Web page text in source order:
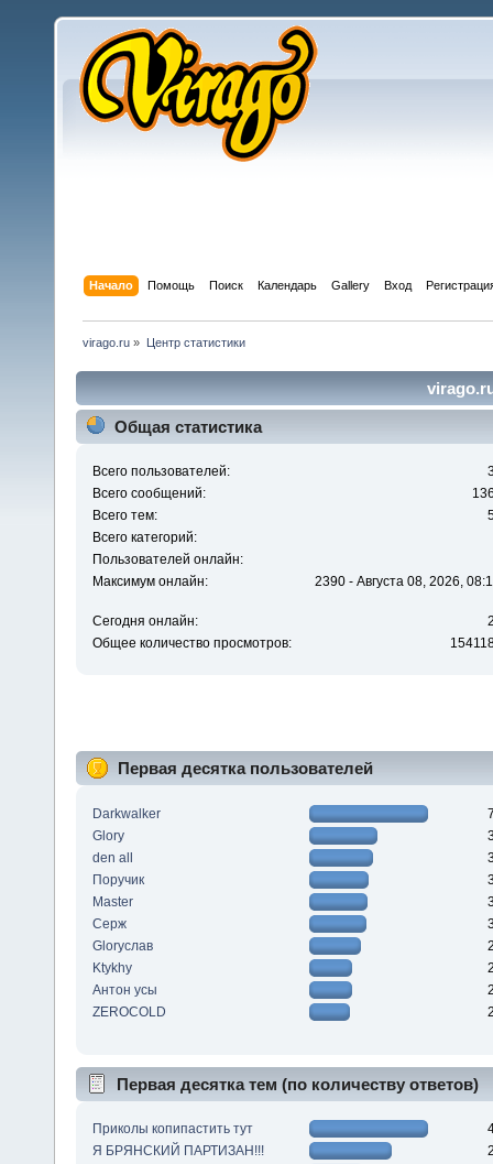
Начало Помощь Поиск Календарь Gallery Вход
virago.ru » Центр статистики
Общая статистика
Всего пользователей:
Всего сообщений:
Всего тем:
Всего категорий:
Пользователей онлайн:
Максимум онлайн:
2390 - Августа 08, 2026,
Сегодня онлайн:
Общее количество просмотров:
Первая десятка пользователей
Darkwalker
Glory
den all
Поручик
Master
Серж
Gloryслав
Ktykhy
Антон усы
ZEROCOLD
Первая десятка тем (по количеству ответов)
Приколы копипастить тут
Я БРЯНСКИЙ ПАРТИЗАН!!!